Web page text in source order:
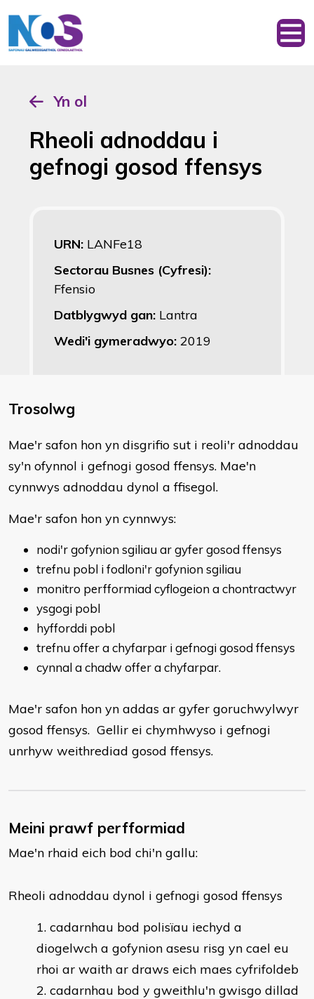
Yn ol
Rheoli adnoddau i
gefnogi gosod ffensys
URN: LANFe18
Sectorau Busnes (Cyfresi):
Ffensio
Datblygwyd gan: Lantra
Wedi'i gymeradwyo: 2019
Trosolwg
​Mae'r safon hon yn disgrifio sut i reoli'r adnoddau
sy'n ofynnol i gefnogi gosod ffensys. Mae'n
cynnwys adnoddau dynol a ffisegol.
Mae'r safon hon yn cynnwys:
nodi'r gofynion sgiliau ar gyfer gosod ffensys
trefnu pobl i fodloni'r gofynion sgiliau
monitro perfformiad cyflogeion a chontractwyr
ysgogi pobl
hyfforddi pobl
trefnu offer a chyfarpar i gefnogi gosod ffensys
cynnal a chadw offer a chyfarpar.
Mae'r safon hon yn addas ar gyfer goruchwylwyr
gosod ffensys. Gellir ei chymhwyso i gefnogi
unrhyw weithrediad gosod ffensys.
Meini prawf perfformiad
Mae'n rhaid eich bod chi'n gallu:
Rheoli adnoddau dynol i gefnogi gosod ffensys
cadarnhau bod polisïau iechyd a
diogelwch a gofynion asesu risg yn cael eu
rhoi ar waith ar draws eich maes cyfrifoldeb
cadarnhau bod y gweithlu'n gwisgo dillad